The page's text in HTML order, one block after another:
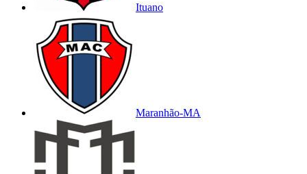
Ituano
Maranhão-MA